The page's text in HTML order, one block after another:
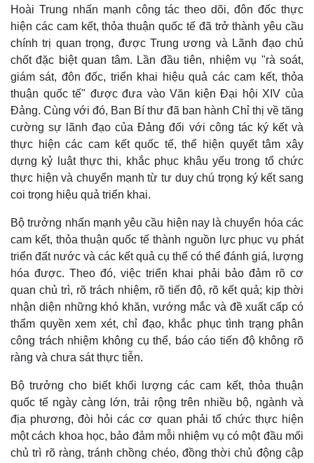
Thế giới
Quan sát
Cuộc sống đó đây
Hồ sơ
Multimedia
Video
Ảnh
E-Magazine
Infographic
Hoài Trung nhấn mạnh công tác theo dõi, đôn đốc thực
hiện các cam kết, thỏa thuận quốc tế đã trở thành yêu cầu
chính trị quan trọng, được Trung ương và Lãnh đạo chủ
chốt đặc biệt quan tâm. Lần đầu tiên, nhiệm vụ "rà soát,
giám sát, đôn đốc, triển khai hiệu quả các cam kết, thỏa
thuận quốc tế" được đưa vào Văn kiện Đại hội XIV của
Đảng. Cùng với đó, Ban Bí thư đã ban hành Chỉ thị về tăng
cường sự lãnh đạo của Đảng đối với công tác ký kết và
thực hiện các cam kết quốc tế, thể hiện quyết tâm xây
dựng kỷ luật thực thi, khắc phục khâu yếu trong tổ chức
thực hiện và chuyển mạnh từ tư duy chú trọng ký kết sang
coi trọng hiệu quả triển khai.
Bộ trưởng nhấn mạnh yêu cầu hiện nay là chuyển hóa các
cam kết, thỏa thuận quốc tế thành nguồn lực phục vụ phát
triển đất nước và các kết quả cụ thể có thể đánh giá, lượng
hóa được. Theo đó, việc triển khai phải bảo đảm rõ cơ
quan chủ trì, rõ trách nhiệm, rõ tiến độ, rõ kết quả; kịp thời
nhận diện những khó khăn, vướng mắc và đề xuất cấp có
thẩm quyền xem xét, chỉ đạo, khắc phục tình trạng phân
công trách nhiệm không cụ thể, báo cáo tiến độ không rõ
ràng và chưa sát thực tiễn.
Bộ trưởng cho biết khối lượng các cam kết, thỏa thuận
quốc tế ngày càng lớn, trải rộng trên nhiều bộ, ngành và
địa phương, đòi hỏi các cơ quan phải tổ chức thực hiện
một cách khoa học, bảo đảm mỗi nhiệm vụ có một đầu mối
chủ trì rõ ràng, tránh chồng chéo, đồng thời chủ động cập